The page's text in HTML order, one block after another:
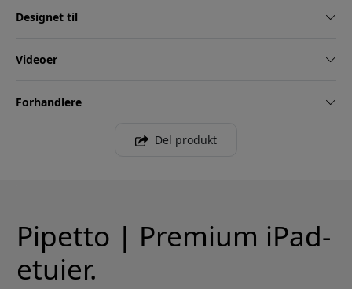
Designet til
Videoer
Forhandlere
Del produkt
Pipetto | Premium iPad-
etuier.